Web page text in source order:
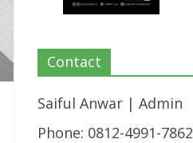
Contact
Saiful Anwar | Admin
Phone: 0812-4991-7862